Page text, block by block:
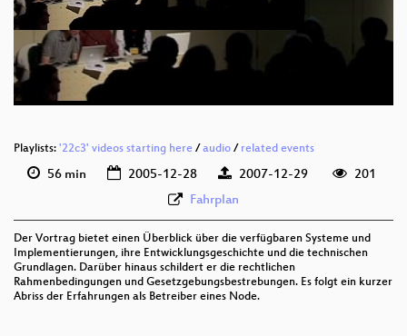
Playlists: '22c3' videos starting here /audio / related events
56 min 2005-12-28 2007-12-29
201
Fahrplan
Der Vortrag bietet einen Überblick über die verfügbaren Systeme und
Implementierungen, ihre Entwicklungsgeschichte und die technischen
Grundlagen. Darüber hinaus schildert er die rechtlichen
Rahmenbedingungen und Gesetzgebungsbestrebungen. Es folgt ein kurzer
Abriss der Erfahrungen als Betreiber eines Node.